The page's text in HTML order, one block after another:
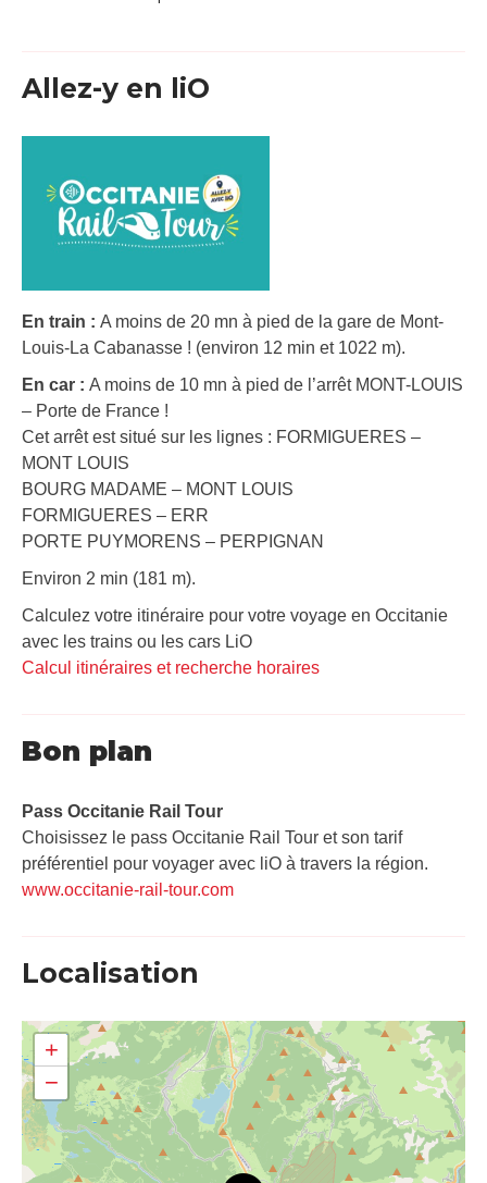
Allez-y en liO
En train : A moins de 20 mn à pied de la gare de Mont-
Louis-La Cabanasse ! (environ 12 min et 1022 m).
En car : A moins de 10 mn à pied de l’arrêt MONT-LOUIS
– Porte de France !
Cet arrêt est situé sur les lignes : FORMIGUERES –
MONT LOUIS
BOURG MADAME – MONT LOUIS
FORMIGUERES – ERR
PORTE PUYMORENS – PERPIGNAN
Environ 2 min (181 m).
Calculez votre itinéraire pour votre voyage en Occitanie
avec les trains ou les cars LiO
Calcul itinéraires et recherche horaires
Bon plan
Pass Occitanie Rail Tour​
Choisissez le pass Occitanie Rail Tour et son tarif
préférentiel pour voyager avec liO à travers la région.
www.occitanie-rail-tour.com
Localisation
+
−